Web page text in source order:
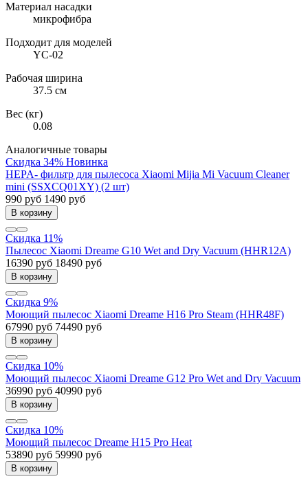
Материал насадки
микрофибра
Подходит для моделей
YC-02
Рабочая ширина
37.5 см
Вес (кг)
0.08
Аналогичные товары
Скидка 34% Новинка
HEPA- фильтр для пылесоса Xiaomi Mijia Mi Vacuum Cleaner
mini (SSXCQ01XY) (2 шт)
990 руб 1490 руб
В корзину
Скидка 11%
Пылесос Xiaomi Dreame G10 Wet and Dry Vacuum (HHR12A)
16390 руб 18490 руб
В корзину
Скидка 9%
Моющий пылесос Xiaomi Dreame H16 Pro Steam (HHR48F)
67990 руб 74490 руб
В корзину
Скидка 10%
Моющий пылесос Xiaomi Dreame G12 Pro Wet and Dry Vacuum
36990 руб 40990 руб
В корзину
Скидка 10%
Моющий пылесос Dreame H15 Pro Heat
53890 руб 59990 руб
В корзину